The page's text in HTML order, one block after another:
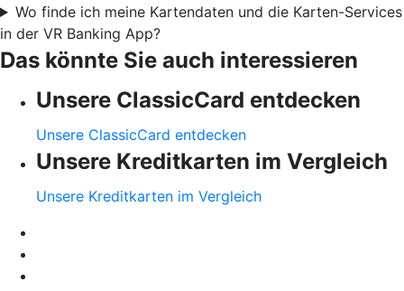
Wo finde ich meine Kartendaten und die Karten-Services
in der VR Banking App?
Das könnte Sie auch interessieren
Unsere ClassicCard entdecken
Unsere ClassicCard entdecken
Unsere Kreditkarten im Vergleich
Unsere Kreditkarten im Vergleich